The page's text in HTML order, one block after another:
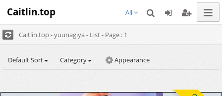
Caitlin.top All
Caitlin.top - yuunagiya - List - Page : 1
Default Sort Category Appearance